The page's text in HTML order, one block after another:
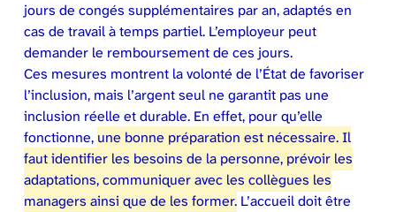
jours de congés supplémentaires par an, adaptés en
cas de travail à temps partiel. L’employeur peut
demander le remboursement de ces jours.
Ces mesures montrent la volonté de l’État de favoriser
l’inclusion, mais l’argent seul ne garantit pas une
inclusion réelle et durable. En effet, pour qu’elle
fonctionne, une bonne préparation est nécessaire. Il
faut identifier les besoins de la personne, prévoir les
adaptations, communiquer avec les collègues les
managers ainsi que de les former.L’accueil doit être